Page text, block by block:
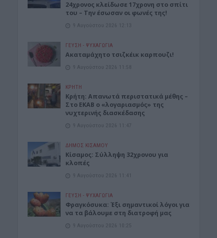
24χρονος κλείδωσε 17χρονη στο σπίτι
του – Την έσωσαν οι φωνές της!
9 Αυγούστου 2026 12:13
ΓΕΎΣΗ - ΨΥΧΑΓΩΓΊΑ
Ακαταμάχητο τσιζκέικ καρπουζι!
9 Αυγούστου 2026 11:58
ΚΡΗΤΗ
Κρήτη: Απανωτά περιστατικά μέθης –
Στο ΕΚΑΒ ο «λογαριασμός» της
νυχτερινής διασκέδασης
9 Αυγούστου 2026 11:47
ΔΉΜΟΣ ΚΙΣΆΜΟΥ
Κίσαμος: Σύλληψη 32χρονου για
κλοπές
9 Αυγούστου 2026 11:41
ΓΕΎΣΗ - ΨΥΧΑΓΩΓΊΑ
Φραγκόσυκα: Έξι σημαντικοί λόγοι για
να τα βάλουμε στη διατροφή μας
9 Αυγούστου 2026 10:25